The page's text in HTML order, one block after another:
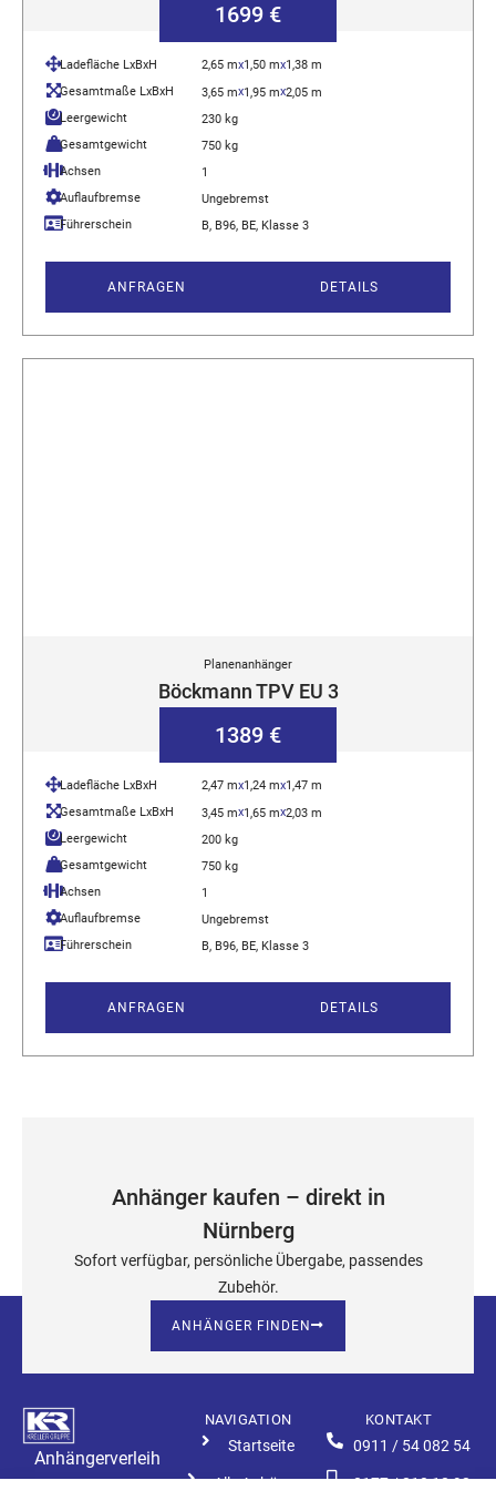
1699 €
Ladefläche LxBxH 2,65 mx1,50 mx1,38 m
Gesamtmaße LxBxH
3,65 mx1,95 mx2,05 m
Leergewicht
230 kg
Gesamtgewicht
750 kg
Achsen
1
Auflaufbremse
Ungebremst
Führerschein
B, B96, BE, Klasse 3
ANFRAGEN DETAILS
Planenanhänger
Böckmann TPV EU 3
1389 €
Ladefläche LxBxH 2,47 mx1,24 mx1,47 m
Gesamtmaße LxBxH
3,45 mx1,65 mx2,03 m
Leergewicht
200 kg
Gesamtgewicht
750 kg
Achsen
1
Auflaufbremse
Ungebremst
Führerschein
B, B96, BE, Klasse 3
ANFRAGEN DETAILS
Anhänger kaufen – direkt in
Nürnberg
Sofort verfügbar, persönliche Übergabe, passendes
Zubehör.
ANHÄNGER FINDEN
Anhängerverleih
NAVIGATION
Startseite
Alle Anhänger
KONTAKT
0911 / 54 082 54
0177 / 210 18 92